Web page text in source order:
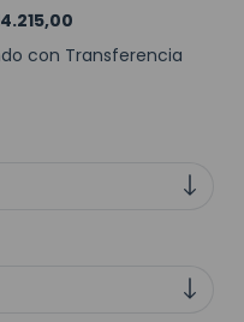
con Transferencia